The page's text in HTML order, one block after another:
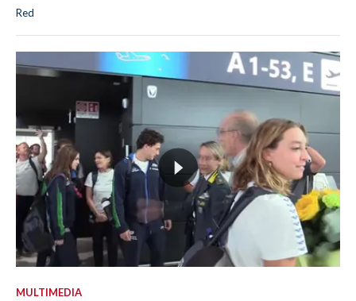
Red
MULTIMEDIA